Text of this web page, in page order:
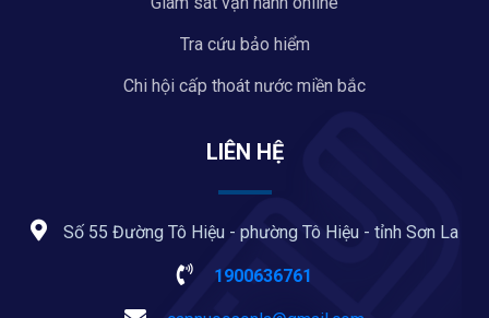
Tra cứu bảo hiểm
Chi hội cấp thoát nước miền bắc
LIÊN HỆ
Số 55 Đường Tô Hiệu - phường Tô Hiệu - tỉnh Sơn La
1900636761